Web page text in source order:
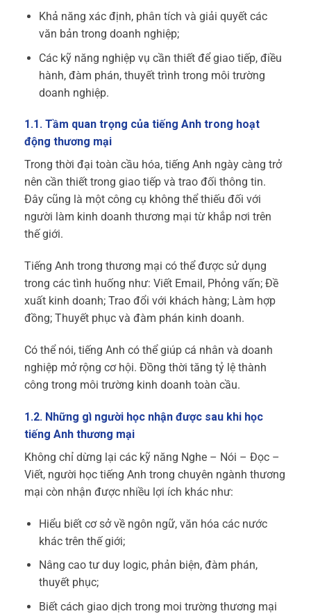
Khả năng xác định, phân tích và giải quyết các
văn bản trong doanh nghiệp;
Các kỹ năng nghiệp vụ cần thiết để giao tiếp, điều
hành, đàm phán, thuyết trình trong môi trường
doanh nghiệp.
1.1. Tầm quan trọng của tiếng Anh trong hoạt
động thương mại
Trong thời đại toàn cầu hóa, tiếng Anh ngày càng trở
nên cần thiết trong giao tiếp và trao đối thông tin.
Đây cũng là một công cụ không thể thiếu đối với
người làm kinh doanh thương mại từ khắp nơi trên
thế giới.
Tiếng Anh trong thương mại có thể được sử dụng
trong các tình huống như: Viết Email, Phỏng vấn; Đề
xuất kinh doanh; Trao đổi với khách hàng; Làm hợp
đồng; Thuyết phục và đàm phán kinh doanh.
Có thể nói, tiếng Anh có thể giúp cá nhân và doanh
nghiệp mở rộng cơ hội. Đồng thời tăng tỷ lệ thành
công trong môi trường kinh doanh toàn cầu.
1.2. Những gì người học nhận được sau khi học
tiếng Anh thương mại
Không chỉ dừng lại các kỹ năng Nghe – Nói – Đọc –
Viết, người học tiếng Anh trong chuyên ngành thương
mại còn nhận được nhiều lợi ích khác như:
Hiểu biết cơ sở về ngôn ngữ, văn hóa các nước
khác trên thế giới;
Nâng cao tư duy logic, phản biện, đàm phán,
thuyết phục;
Biết cách giao dịch trong moi trường thương mại